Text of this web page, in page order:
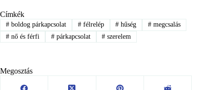
Címkék
#boldog párkapcsolat #félrelép # hűség # megcsalás
#nő és férfi #párkapcsolat # szerelem
Megosztás